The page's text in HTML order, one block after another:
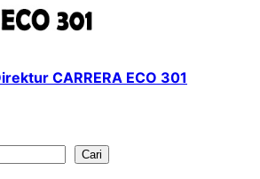
CARRERA ECO 301
Cari